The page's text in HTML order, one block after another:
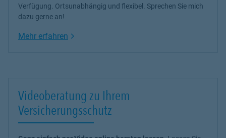
Verfügung. Ortsunabhängig und flexibel. Sprechen Sie mich
dazu gerne an!
Mehr erfahren Link Opens in New Tab
Videoberatung zu Ihrem
Versicherungsschutz